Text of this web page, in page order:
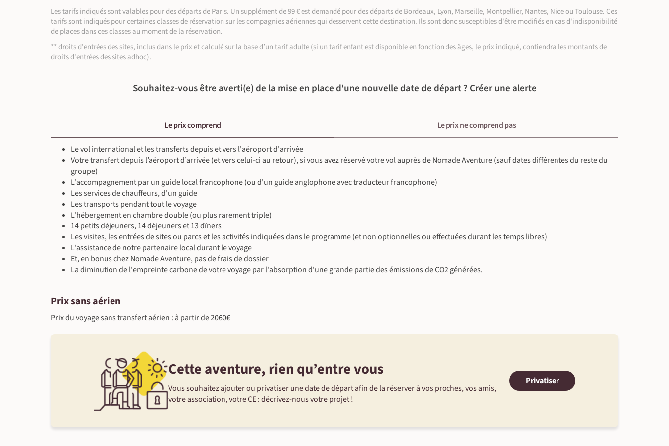
©
©
©
Les tarifs indiqués sont valables pour des départs de Paris. Un supplément de 99 € est demandé pour des départs de Bordeaux, Lyon, Marseille, Montpellier, Nantes, Nice ou Toulouse. Ces
tarifs sont indiqués pour certaines classes de réservation sur les compagnies aériennes qui desservent cette destination. Ils sont donc susceptibles d'être modifiés en cas d'indisponibilité
de places dans ces classes au moment de la réservation.
** droits d'entrées des sites, inclus dans le prix et calculé sur la base d’un tarif adulte (si un tarif enfant est disponible en fonction des âges, le prix indiqué, contiendra les montants de
droits d'entrées des sites adhoc).
Souhaitez-vous être averti(e) de la mise en place d'une nouvelle date de départ ?Créer une alerte
Le prix comprend Le prix ne comprend pas
Le vol international et les transferts depuis et vers l'aéroport d'arrivée
Votre transfert depuis l’aéroport d’arrivée (et vers celui-ci au retour), si vous avez réservé votre vol auprès de Nomade Aventure (sauf dates différentes du reste du
groupe)
L'accompagnement par un guide local francophone (ou d'un guide anglophone avec traducteur francophone)
Les services de chauffeurs, d'un guide
Les transports pendant tout le voyage
L'hébergement en chambre double (ou plus rarement triple)
14 petits déjeuners, 14 déjeuners et 13 dîners
Les visites, les entrées de sites ou parcs et les activités indiquées dans le programme (et non optionnelles ou effectuées durant les temps libres)
L'assistance de notre partenaire local durant le voyage
Et, en bonus chez Nomade Aventure, pas de frais de dossier
La diminution de l'empreinte carbone de votre voyage par l'absorption d'une grande partie des émissions de CO2 générées.
Prix sans aérien
Prix du voyage sans transfert aérien : à partir de 2060€
Cette aventure, rien qu’entre vous
Vous souhaitez ajouter ou privatiser une date de départ afin de la réserver à vos proches, vos amis,
votre association, votre CE : décrivez-nous votre projet !
Privatiser